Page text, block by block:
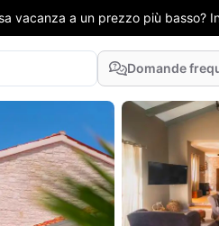
vacanza a un prezzo più basso?
Domande